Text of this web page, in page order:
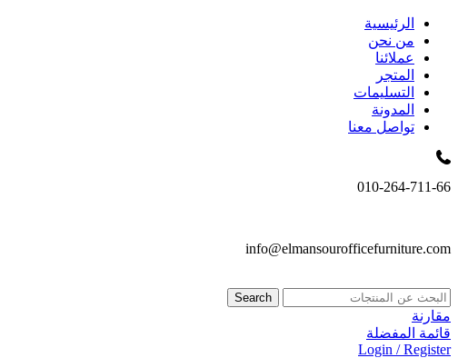
الرئيسية
من نحن
عملائنا
المتجر
التسليمات
المدونة
تواصل معنا
010-264-711-66
info@elmansourofficefurniture.com
Search
مقارنة
قائمة المفضلة
Login / Register